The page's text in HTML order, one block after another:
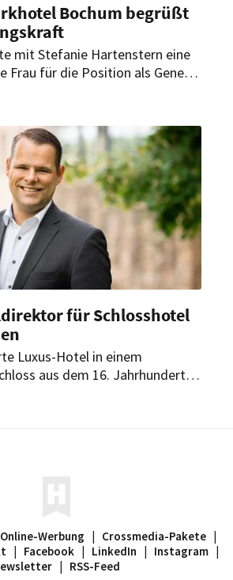
Bochum begrüßt
mit Stefanie Hartenstern eine
Frau für die Position als General
die Neueröffnung bevor.
für Schlosshotel
Luxus-Hotel in einem
aus dem 16. Jahrhundert
Online-Werbung | Crossmedia-Pakete |
| Facebook | LinkedIn | Instagram |
| RSS-Feed